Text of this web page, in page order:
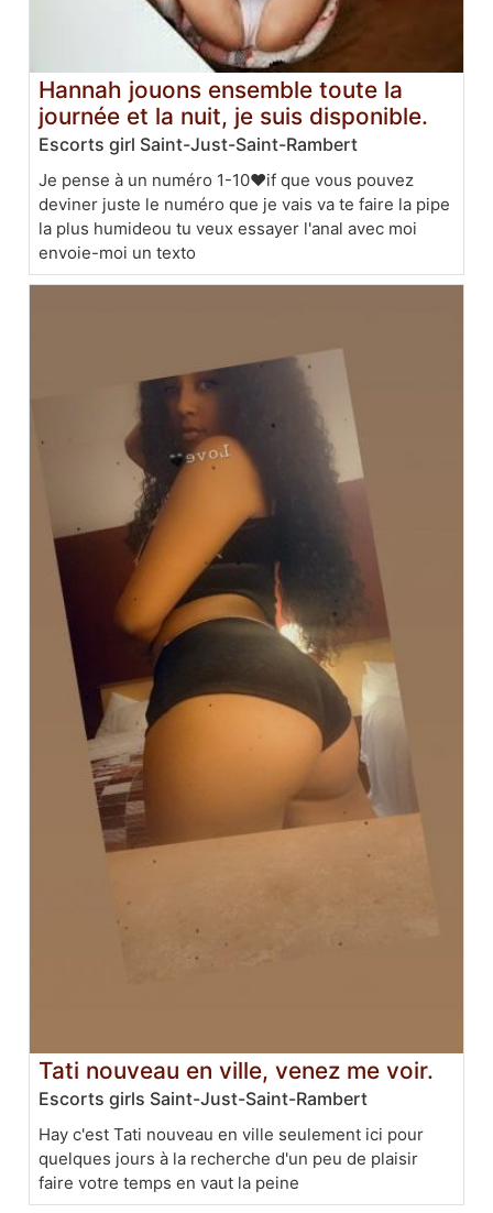
Hannah jouons ensemble toute la
journée et la nuit, je suis disponible.
Escorts girl Saint-Just-Saint-Rambert
Je pense à un numéro 1-10❤if que vous pouvez
deviner juste le numéro que je vais va te faire la pipe
la plus humideou tu veux essayer l'anal avec moi
envoie-moi un texto
Tati nouveau en ville, venez me voir.
Escorts girls Saint-Just-Saint-Rambert
Hay c'est Tati nouveau en ville seulement ici pour
quelques jours à la recherche d'un peu de plaisir
faire votre temps en vaut la peine